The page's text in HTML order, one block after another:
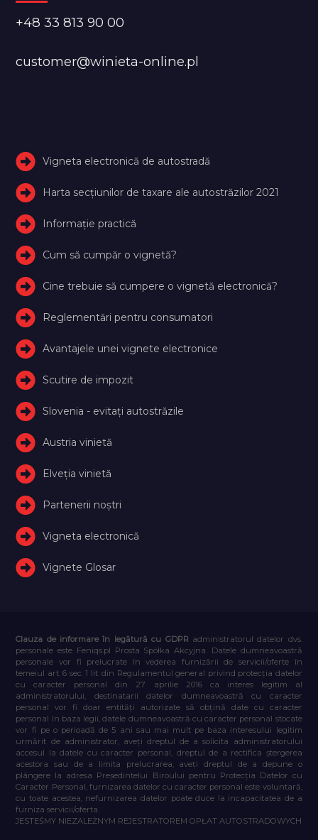
+48 33 813 90 00
customer@winieta-online.pl
Vigneta electronică de autostradă
Harta secțiunilor de taxare ale autostrăzilor 2021
Informație practică
Cum să cumpăr o vignetă?
Cine trebuie să cumpere o vignetă electronică?
Reglementări pentru consumatori
Avantajele unei vignete electronice
Scutire de impozit
Slovenia - evitați autostrăzile
Austria vinietă
Elveţia vinietă
Partenerii noștri
Vigneta electronică
Vignete Glosar
Clauza de informare în legătură cu GDPR administratorul datelor dvs.
personale este Feniqs.pl Prosta Spółka Akcyjna. Datele dumneavoastră
personale vor fi prelucrate în vederea furnizării de servicii/oferte în
temeiul art. 6 sec. 1 lit. din Regulamentul general privind protecția datelor
cu caracter personal din 27 aprilie 2016 ca interes legitim al
administratorului, destinatarii datelor dumneavoastră cu caracter
personal vor fi doar entități autorizate să obțină date cu caracter
personal în baza legii, datele dumneavoastră cu caracter personal stocate
vor fi pe o perioadă de 5 ani sau mai mult pe baza interesului legitim
urmărit de administrator, aveți dreptul de a solicita administratorului
accesul la datele cu caracter personal, dreptul de a rectifica ștergerea
acestora sau de a limita prelucrarea, aveți dreptul de a depune o
plângere la adresa Președintelui Biroului pentru Protecția Datelor cu
Caracter Personal, furnizarea datelor cu caracter personal este voluntară,
cu toate acestea, nefurnizarea datelor poate duce la incapacitatea de a
furniza servicii/oferta.
JESTEŚMY NIEZALEŻNYM REJESTRATOREM OPŁAT AUTOSTRADOWYCH